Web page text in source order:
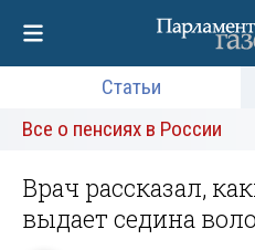
Статьи
Все о пенсиях в России
Врач рассказал,
выдает седина